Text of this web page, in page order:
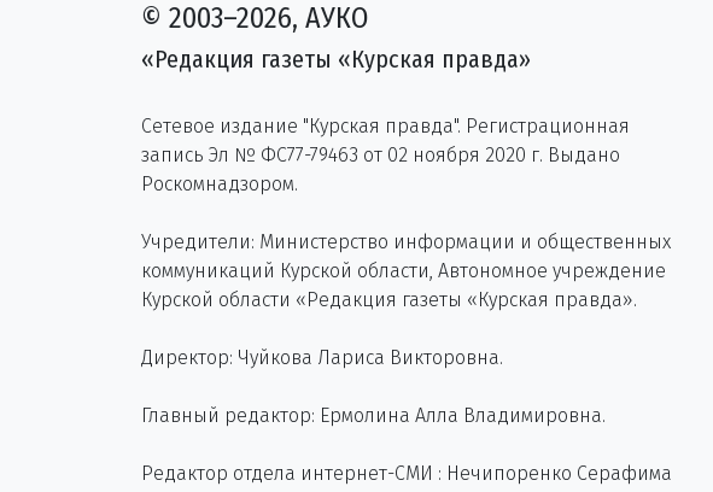
© 2003–2026, АУКО
«Редакция газеты «Курская правда»
Сетевое издание "Курская правда". Регистрационная
запись Эл № ФС77-79463 от 02 ноября 2020 г. Выдано
Роскомнадзором.
Учредители: Министерство информации и общественных
коммуникаций Курской области, Автономное учреждение
Курской области «Редакция газеты «Курская правда».
Директор: Чуйкова Лариса Викторовна.
Главный редактор: Ермолина Алла Владимировна.
Редактор отдела интернет-СМИ : Нечипоренко Серафима